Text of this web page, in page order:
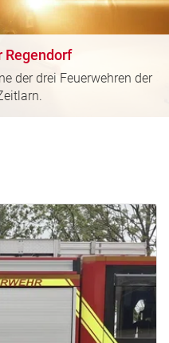
Regendorf
der drei Feuerwehren der